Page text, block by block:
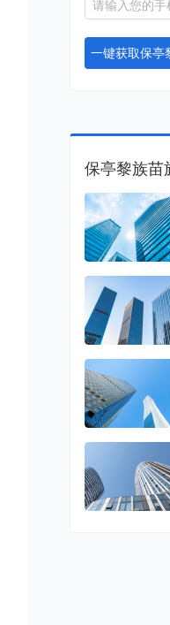
一键获取保亭
保亭黎族苗